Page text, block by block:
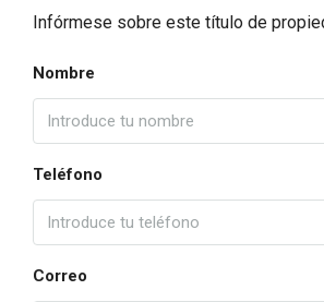
Infórmese sobre este título de
Nombre
Teléfono
Correo